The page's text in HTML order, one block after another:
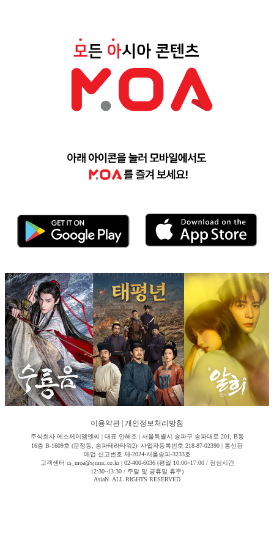
이용약관 개인정보처리방침
주식회사 에스제이엠엔씨 | 대표 안해조 | 서울특별시 송파구 송파대로 201, B동
16층 B-1609호 (문정동, 송파테라타워2) 사업자등록번호 218-87-02390 | 통신판
매업 신고번호 제-2024-서울송파-3233호
고객센터 cs_moa@sjmnc.co.kr | 02-400-6036 (평일 10:00~17:00 / 점심시간
12:30~13:30 / 주말 및 공휴일 휴무)
AsiaN. ALL RIGHTS RESERVED